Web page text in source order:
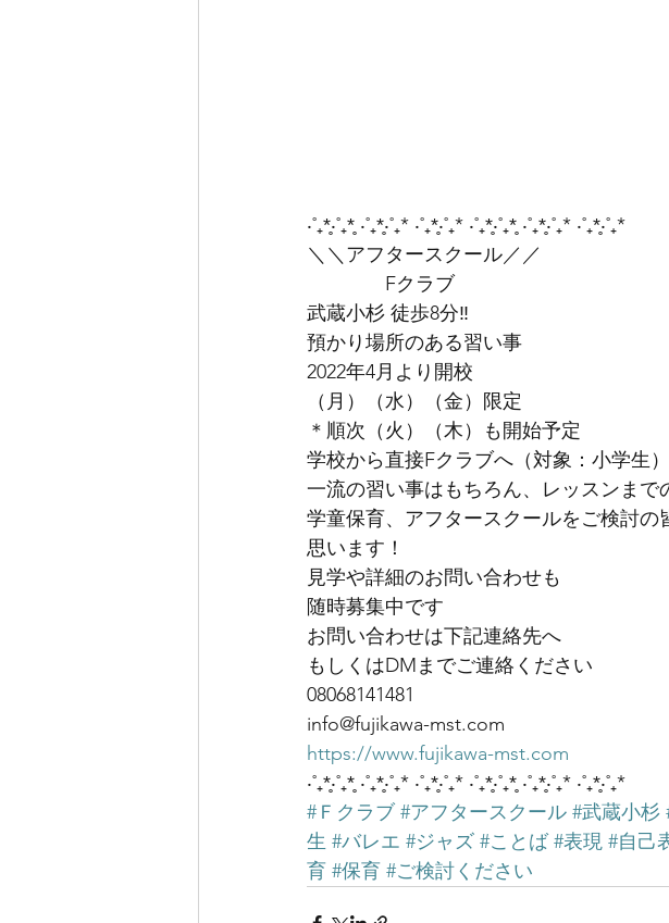
‧˚₊*̥‧˚₊*̥ ‧˚₊*̥‧˚₊* ‧˚₊*̥‧˚₊* ‧˚₊*̥‧˚₊*̥ ‧˚₊*̥‧˚₊* ‧˚₊*̥‧˚₊*
＼＼アフタースクール／／
Fクラブ
武蔵小杉 徒歩8分‼︎
預かり場所のある習い事
2022年4月より開校
（月）（水）（金）限定
＊順次（火）（木）も開始予定
学校から直接Fクラブへ（対象：小学生）
一流の習い事はもちろん、レッスンま
学童保育、アフタースクールをご検討
思います！
見学や詳細のお問い合わせも
随時募集中です
お問い合わせは下記連絡先へ
もしくはDMまでご連絡ください
08068141481
info@fujikawa-mst.com
https://www.fujikawa-mst.com
‧˚₊*̥‧˚₊*̥ ‧˚₊*̥‧˚₊* ‧˚₊*̥‧˚₊* ‧˚₊*̥‧˚₊*̥ ‧˚₊*̥‧˚₊* ‧˚₊*̥‧˚₊*
#Ｆクラブ #アフタースクール #武蔵小杉
生 #バレエ #ジャズ #ことば #表現 #自己
育 #保育 #ご検討ください